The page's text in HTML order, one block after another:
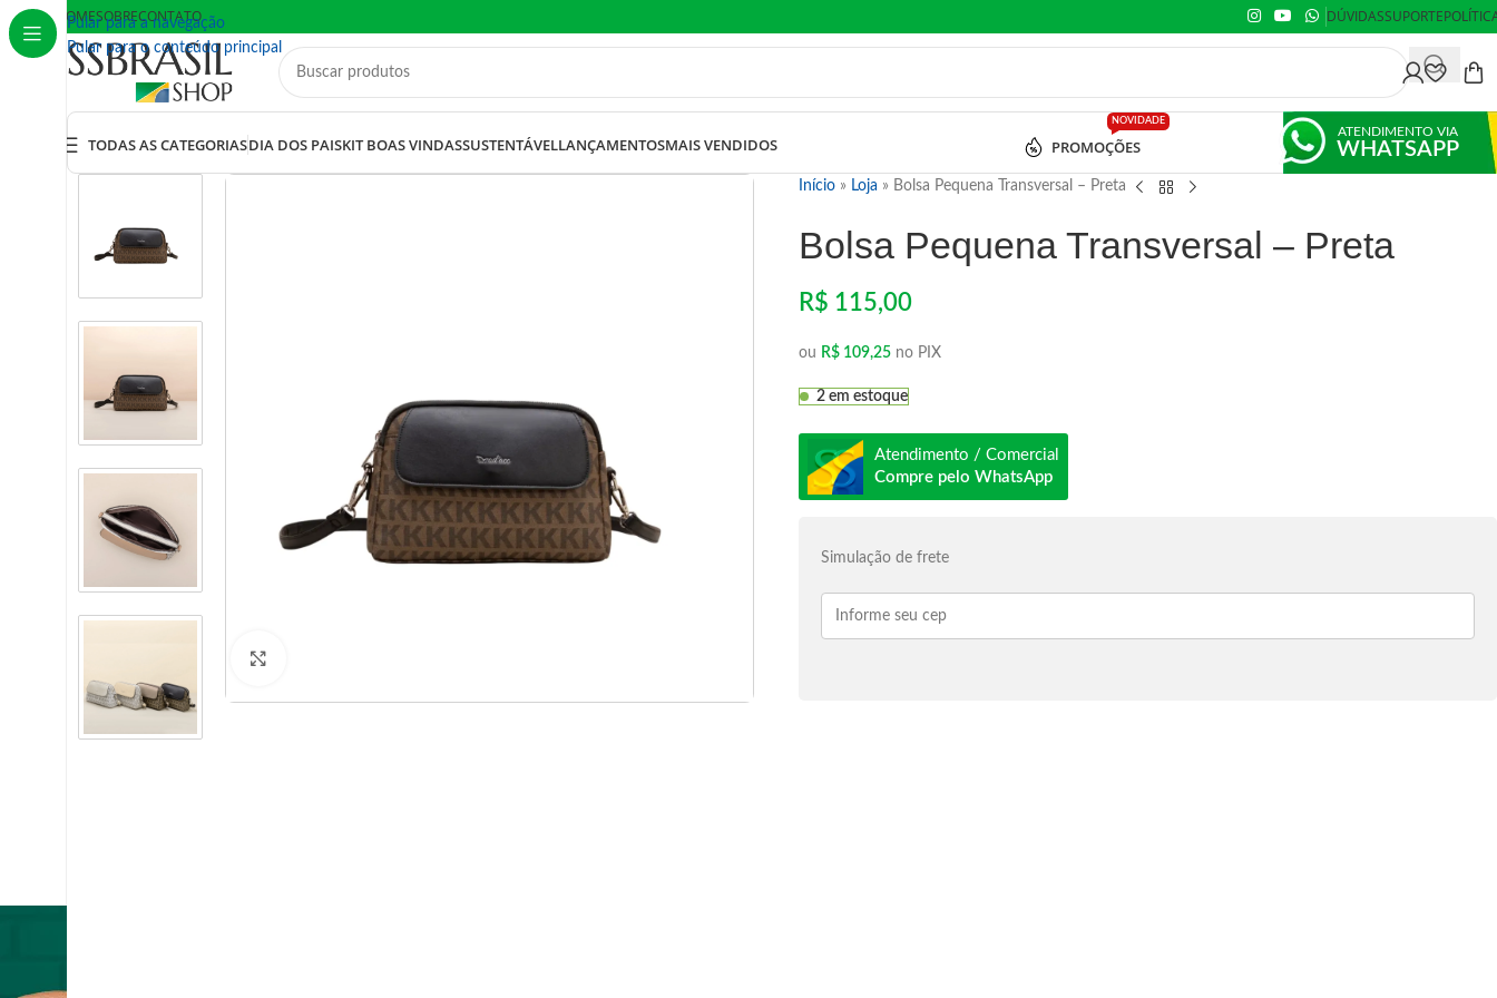
Pular para a navegação
Pular para o conteúdo principal
+55 11 3428-9599
/ssbrasil.oficial
HOMESOBRECONTATO DÚVIDASSUPORTE
TODAS AS CATEGORIASDIA DOS PAISKIT BOAS VINDASSUSTENTÁVELLANÇAMENTOSMAIS VENDIDOS PROMOÇÕES
NOVIDADE
ATENDIMENTO VIA
WHATSAPP
Início » Loja » Bolsa Pequena Transversal – Preta
Bolsa Pequena Transversal – Preta
R$ 115,00
ou R$ 109,25 no PIX
2 em estoque
Atendimento / Comercial
Compre pelo WhatsApp
Simulação de frete